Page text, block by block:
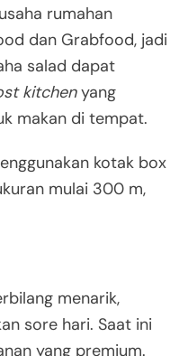
rumahan
dan Grabfood, jadi
salad dapat
kitchenyang
makan di tempat.
kotak box
mulai 300 m,
menarik,
sore hari. Saat ini
yang premium.